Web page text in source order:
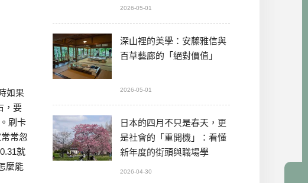
如果
，要
刷卡
常忽
就
麼能
2026-05-01
深山裡的美學：安藤雅信與
百草藝廊的「絕對價值」
2026-05-01
日本的四月不只是春天，更
是社會的「重開機」：看懂
新年度的街頭與職場學
2026-04-30